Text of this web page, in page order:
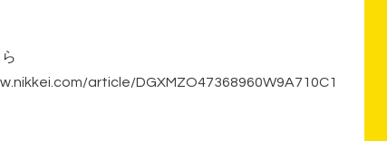
ら
article/DGXMZO47368960W9A710C1